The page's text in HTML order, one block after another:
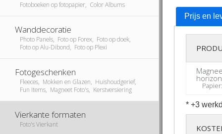
Fotoboeken op fotopapier, Color Albums
Wanddecoratie
Photo Panels, Foto op Forex, Foto op doek,
Foto op Alu-Dibond, Foto op Plexi
Fotogeschenken
Fleeces, Mokken en Glazen, Huishoudgerief,
Fun Items, Magneet Foto's, Kerstversiering
Vierkante formaten
Foto's Vierkant
Prijs en
* +3